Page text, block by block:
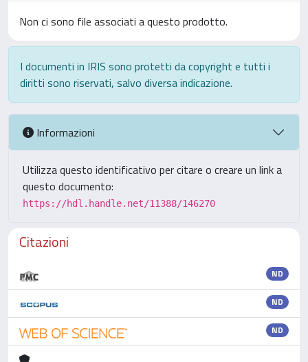
Non ci sono file associati a questo prodotto.
I documenti in IRIS sono protetti da copyright e tutti i
diritti sono riservati, salvo diversa indicazione.
Informazioni
Utilizza questo identificativo per citare o creare un link a
questo documento:
https://hdl.handle.net/11388/146270
Citazioni
ND
ND
ND